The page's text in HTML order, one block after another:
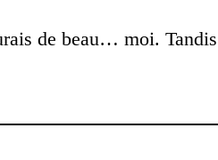
de beau… moi.